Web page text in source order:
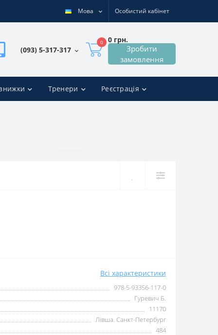
Мова Особистий кабінет
(093) 5-317-317
0 0 грн.
Зробити
замовлення
Тренери Реєстрація
Всі характеристики
978-5-93356-117-0
Гуревич Б.
11170
Лівша. Санкт-Петербург
484